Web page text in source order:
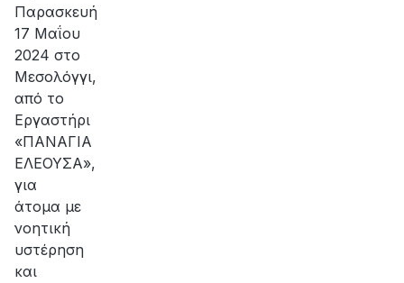
Παρασκευή
17 Μαΐου
2024 στο
Μεσολόγγι,
από το
Εργαστήρι
«ΠΑΝΑΓΙΑ
ΕΛΕΟΥΣΑ»,
για
άτομα με
νοητική
υστέρηση
και